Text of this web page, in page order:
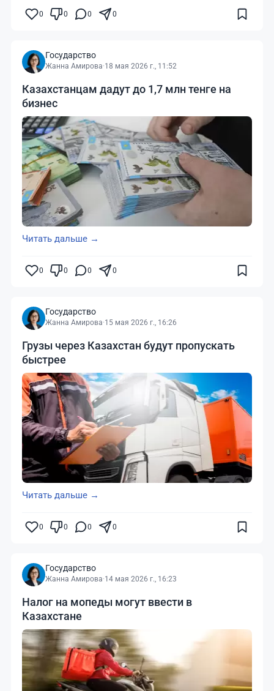
0 0 0 0
Государство
Жанна Амирова·18 мая 2026 г., 11:52
Казахстанцам дадут до 1,7 млн тенге на
бизнес
Читать дальше →
0 0 0 0
Государство
Жанна Амирова·15 мая 2026 г., 16:26
Грузы через Казахстан будут пропускать
быстрее
Читать дальше →
0 0 0 0
Государство
Жанна Амирова·14 мая 2026 г., 16:23
Налог на мопеды могут ввести в
Казахстане